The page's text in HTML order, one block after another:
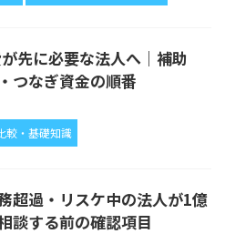
先に必要な法人へ｜補助
つなぎ資金の順番
較・基礎知識
超過・リスケ中の法人が1億
談する前の確認項目